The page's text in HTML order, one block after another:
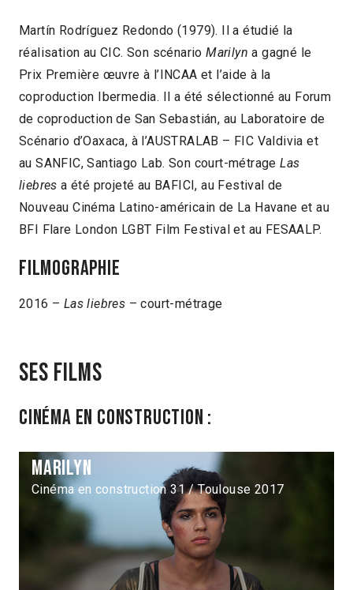
Martín Rodríguez Redondo (1979). Il a étudié la
réalisation au CIC. Son scénarioMarilyn a gagné le
Prix Première œuvre à l’INCAA et l’aide à la
coproduction Ibermedia. Il a été sélectionné au Forum
de coproduction de San Sebastián, au Laboratoire de
Scénario d’Oaxaca, à l’AUSTRALAB – FIC Valdivia et
au SANFIC, Santiago Lab. Son court-métrageLas
liebresa été projeté au BAFICI, au Festival de
Nouveau Cinéma Latino-américain de La Havane et au
BFI Flare London LGBT Film Festival et au FESAALP.
Filmographie
2016 – Las liebres – court-métrage
Ses films
Cinéma en construction :
Marilyn
Cinéma en construction 31 / Toulouse 2017